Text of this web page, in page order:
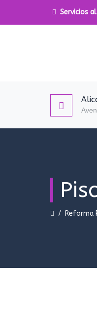
Servicios
/ Reforma